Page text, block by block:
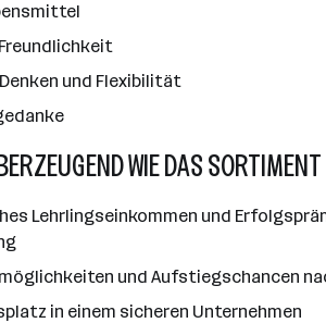
und Flexibilität
WIE DAS SORTIMENT
Lehrlingseinkommen und
und Aufstiegschancen
in einem sicheren Unternehmen